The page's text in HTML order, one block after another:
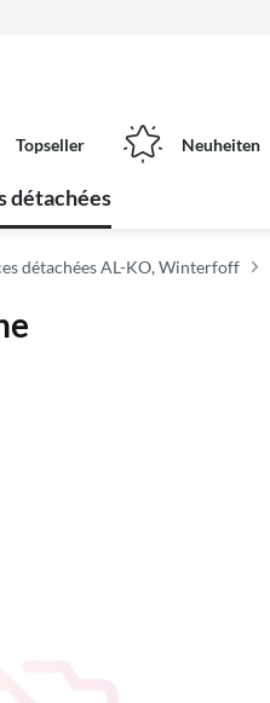
Topseller Neuheiten
détachées
détachées AL-KO, Winterfoff